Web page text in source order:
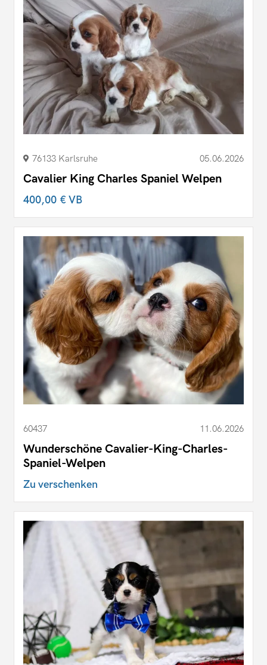
76133 Karlsruhe 05.06.2026
Cavalier King Charles Spaniel Welpen
400,00 €VB
60437 11.06.2026
Wunderschöne Cavalier-King-Charles-
Spaniel-Welpen
Zu verschenken